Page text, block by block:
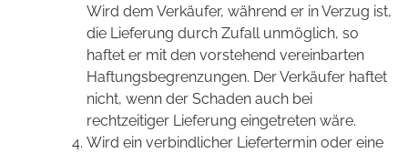
Wird dem Verkäufer, während er in Verzug ist,
die Lieferung durch Zufall unmöglich, so
haftet er mit den vorstehend vereinbarten
Haftungsbegrenzungen. Der Verkäufer haftet
nicht, wenn der Schaden auch bei
rechtzeitiger Lieferung eingetreten wäre.
Wird ein verbindlicher Liefertermin oder eine